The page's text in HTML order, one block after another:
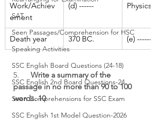
SAT
Seen Passages/Comprehension for HSC
Speaking Activities
SSC English Board Questions (24-18)
SSC English 2nd Board Questions-24
Seen Comprehensions for SSC Exam
SSC English 1st Model Question-2026
Work/Achiev
ement
(d) ------ Physics
Death year 370 BC. (e) ------
5. Write a summary of the
passage in no more than 90 to 100
words. 10